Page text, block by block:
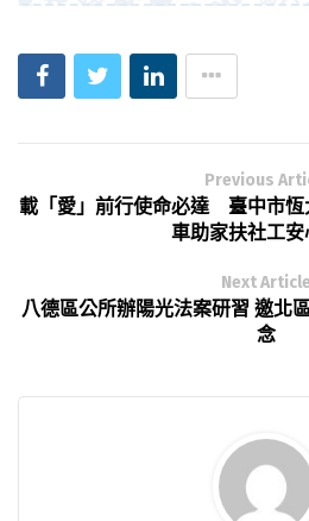
Previous
載「愛」前行使命必達 臺中市恆
車助家扶社工安
Next Article
八德區公所辦陽光法案研習 邀北
念